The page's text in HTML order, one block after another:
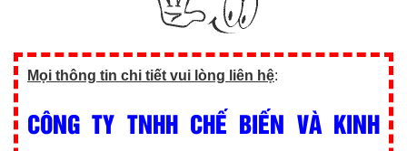
Mọi thông tin chi tiết vui lòng liên hệ:
CÔNG TY TNHH CHẾ BIẾN VÀ KINH